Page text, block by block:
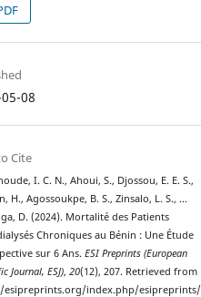
08
Cite
I. C. N., Ahoui, S., Djossou, E. E. S.,
H., Agossoukpe, B. S., Zinsalo, L. S., …
D. (2024). Mortalité des Patients
Chroniques au Bénin : Une Étude
sur 6 Ans.ESI Preprints (European
Journal, ESJ),20(12), 207. Retrieved from
esipreprints.org/index.php/esipreprints/